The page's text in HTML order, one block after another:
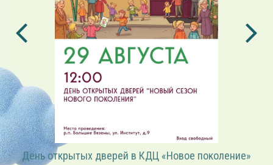
День открытых дверей в КДЦ «Новое поколение»